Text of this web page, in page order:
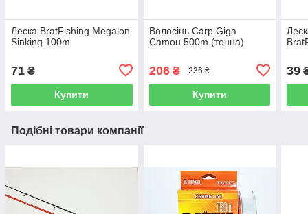
Леска BratFishing Megalon
Sinking 100m
71 ₴
Купити
Волосінь Carp Giga
Camou 500m (тонна)
206₴ 236 ₴
Купити
39
Подібні товари компанії